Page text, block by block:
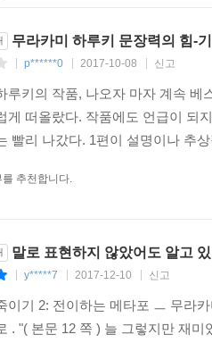
터나 페이스북 같은 다양한 SNS
. 이야기라는 것은 즉각적인 효
것이 저의 바람입니다.
키(아사히 신문 인터뷰, 2017.4.17.)
무라카미 하루키 문장력의 힘-
p******0 2017-10-08 신고
루키의 작품, 나오자 마자 계속
게 떠올랐다. 작품에도 언급이 되
빨리 나갔다. 1편이 설명이나 추
를 추천합니다.
말로 표현하지 않았어도 알고
y*****7 2017-12-10 신고
이기 2: 전이하는 메타포 ㅡ 무라
. "( 본문 12 쪽 ) 늘 그렇지만 재